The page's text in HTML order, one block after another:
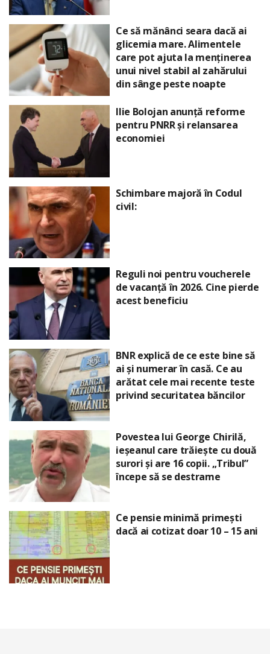
Ce să mănânci seara dacă ai
glicemia mare. Alimentele
care pot ajuta la menținerea
unui nivel stabil al zahărului
din sânge peste noapte
Ilie Bolojan anunță reforme
pentru PNRR și relansarea
economiei
Schimbare majoră în Codul
civil:
Reguli noi pentru voucherele
de vacanță în 2026. Cine pierde
acest beneficiu
BNR explică de ce este bine să
ai și numerar în casă. Ce au
arătat cele mai recente teste
privind securitatea băncilor
Povestea lui George Chirilă,
ieșeanul care trăiește cu două
surori și are 16 copii. „Tribul”
începe să se destrame
Ce pensie minimă primești
dacă ai cotizat doar 10 – 15 ani